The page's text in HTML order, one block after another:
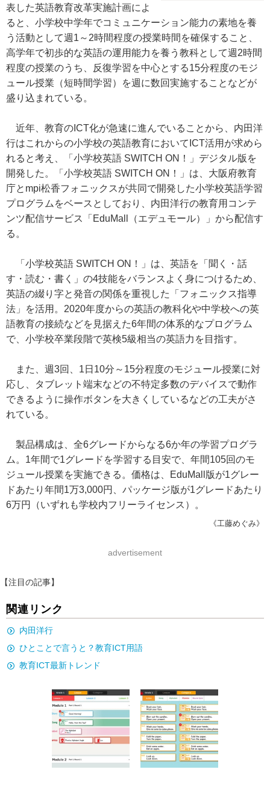
表した英語教育改革実施計画によ
ると、小学校中学年でコミュニケーション能力の素地を養
う活動として週1～2時間程度の授業時間を確保すること、
高学年で初歩的な英語の運用能力を養う教科として週2時間
程度の授業のうち、反復学習を中心とする15分程度のモジ
ュール授業（短時間学習）を週に数回実施することなどが
盛り込まれている。
近年、教育のICT化が急速に進んでいることから、内田洋
行はこれからの小学校の英語教育においてICT活用が求めら
れると考え、「小学校英語 SWITCH ON！」デジタル版を
開発した。「小学校英語 SWITCH ON！」は、大阪府教育
庁とmpi松香フォニックスが共同で開発した小学校英語学習
プログラムをベースとしており、内田洋行の教育用コンテ
ンツ配信サービス「EduMall（エデュモール）」から配信す
る。
「小学校英語 SWITCH ON！」は、英語を「聞く・話
す・読む・書く」の4技能をバランスよく身につけるため、
英語の綴り字と発音の関係を重視した「フォニックス指導
法」を活用。2020年度からの英語の教科化や中学校への英
語教育の接続などを見据えた6年間の体系的なプログラム
で、小学校卒業段階で英検5級相当の英語力を目指す。
また、週3回、1日10分～15分程度のモジュール授業に対
応し、タブレット端末などの不特定多数のデバイスで動作
できるように操作ボタンを大きくしているなどの工夫がさ
れている。
製品構成は、全6グレードからなる6か年の学習プログラ
ム。1年間で1グレードを学習する目安で、年間105回のモ
ジュール授業を実施できる。価格は、EduMall版が1グレー
ドあたり年間1万3,000円、パッケージ版が1グレードあたり
6万円（いずれも学校内フリーライセンス）。
《工藤めぐみ》
advertisement
【注目の記事】
関連リンク
内田洋行
ひとことで言うと？教育ICT用語
教育ICT最新トレンド